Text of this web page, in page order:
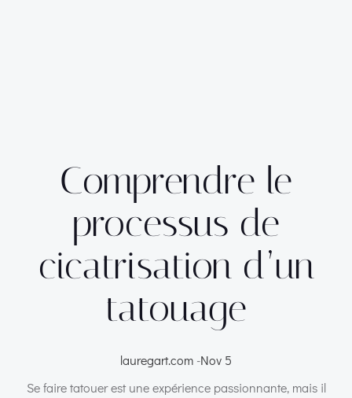
Comprendre le
processus de
cicatrisation d’un
tatouage
lauregart.com -Nov 5
Se faire tatouer est une expérience passionnante, mais il